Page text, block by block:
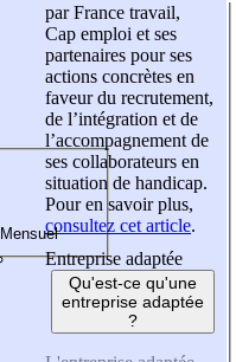
par France travail,
Cap emploi et ses
partenaires pour ses
actions concrètes en
faveur du recrutement,
de l’intégration et de
l’accompagnement de
ses collaborateurs en
situation de handicap.
Pour en savoir plus,
consultez cet article.
Entreprise adaptée
Qu'est-ce qu'une
entreprise adaptée
?